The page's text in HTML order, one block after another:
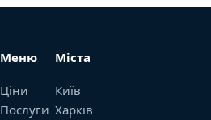
Меню
Ціни
Послуги
Міста
Київ
Харків